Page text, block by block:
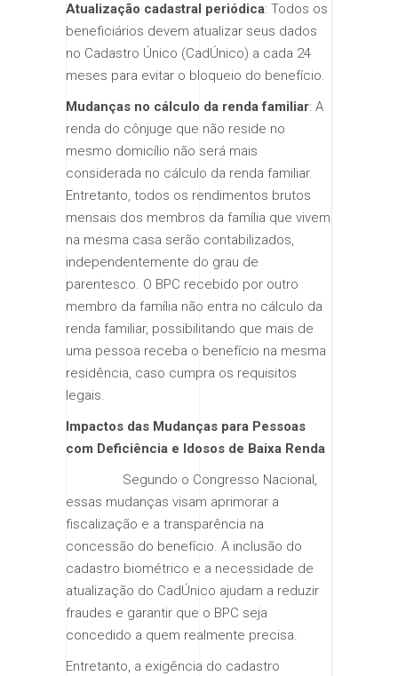
Atualização cadastral periódica: Todos os
beneficiários devem atualizar seus dados
no Cadastro Único (CadÚnico) a cada 24
meses para evitar o bloqueio do benefício.
Mudanças no cálculo da renda familiar: A
renda do cônjuge que não reside no
mesmo domicílio não será mais
considerada no cálculo da renda familiar.
Entretanto, todos os rendimentos brutos
mensais dos membros da família que vivem
na mesma casa serão contabilizados,
independentemente do grau de
parentesco. O BPC recebido por outro
membro da família não entra no cálculo da
renda familiar, possibilitando que mais de
uma pessoa receba o benefício na mesma
residência, caso cumpra os requisitos
legais.
Impactos das Mudanças para Pessoas
com Deficiência e Idosos de Baixa Renda
Segundo o Congresso Nacional,
essas mudanças visam aprimorar a
fiscalização e a transparência na
concessão do benefício. A inclusão do
cadastro biométrico e a necessidade de
atualização do CadÚnico ajudam a reduzir
fraudes e garantir que o BPC seja
concedido a quem realmente precisa.
Entretanto, a exigência do cadastro